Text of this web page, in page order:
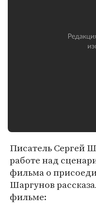
Писатель Сергей
работе над
фильма о
Шаргунов
фильме: